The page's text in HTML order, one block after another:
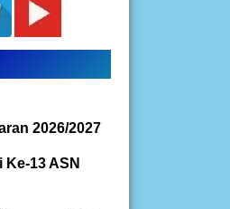
2026/2027
13 ASN